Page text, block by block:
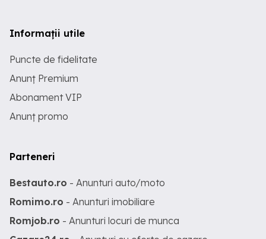
Informații utile
Puncte de fidelitate
Anunț Premium
Abonament VIP
Anunț promo
Parteneri
Bestauto.ro - Anunturi auto/moto
Romimo.ro - Anunturi imobiliare
Romjob.ro - Anunturi locuri de munca